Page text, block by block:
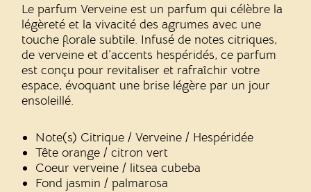
Le parfum Verveine est un parfum quicélèbre la
légèreté et la vivacité des agrumes avec une
touche florale subtile. Infusé de notes citriques,
de verveine et d’accents hespéridés, ce parfum
est conçu pour revitaliser et rafraîchir votre
espace, évoquant une brise légère par un jour
ensoleillé.
Note(s) Citrique / Verveine / Hespéridée
Tête orange / citron vert
Coeur verveine / litsea cubeba
Fond jasmin / palmarosa